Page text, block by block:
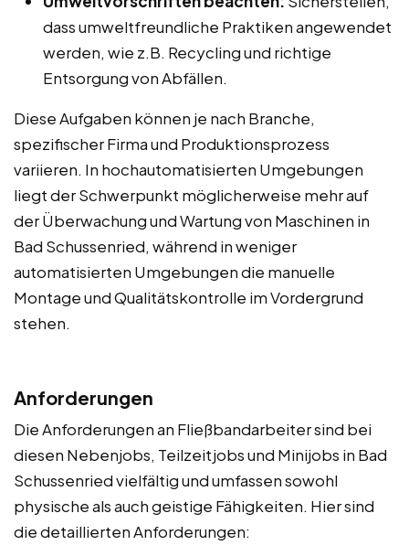
dass umweltfreundliche Praktiken angewendet
werden, wie z.B. Recycling und richtige
Entsorgung von Abfällen.
Diese Aufgaben können je nach Branche,
spezifischer Firma und Produktionsprozess
variieren. In hochautomatisierten Umgebungen
liegt der Schwerpunkt möglicherweise mehr auf
der Überwachung und Wartung von Maschinen in
Bad Schussenried, während in weniger
automatisierten Umgebungen die manuelle
Montage und Qualitätskontrolle im Vordergrund
stehen.
Anforderungen
Die Anforderungen an Fließbandarbeiter sind bei
diesen Nebenjobs, Teilzeitjobs und Minijobs in Bad
Schussenried vielfältig und umfassen sowohl
physische als auch geistige Fähigkeiten. Hier sind
die detaillierten Anforderungen: